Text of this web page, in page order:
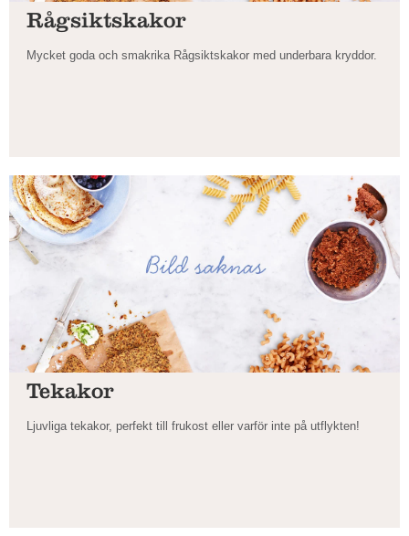
Rågsiktskakor
Mycket goda och smakrika Rågsiktskakor med underbara kryddor.
Tekakor
Ljuvliga tekakor, perfekt till frukost eller varför inte på utflykten!